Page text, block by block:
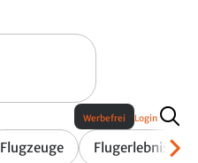
Flugzeuge Flugerlebnis
Werbefrei Login